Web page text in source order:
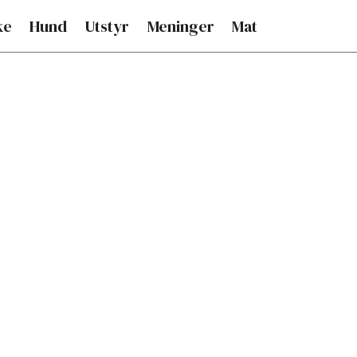
Hund Utstyr Meninger Mat